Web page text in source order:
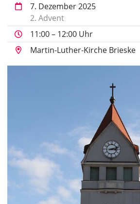
7. Dezember 2025
2. Advent
11:00 – 12:00 Uhr
Martin-Luther-Kirche Brieske